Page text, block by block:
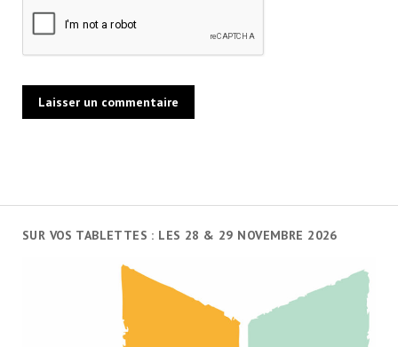
SUR VOS TABLETTES : LES 28 & 29 NOVEMBRE 2026